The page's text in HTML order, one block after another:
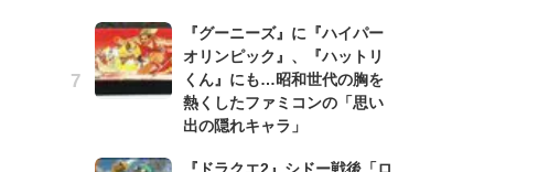
『グーニーズ』に『ハイパー
オリンピック』、『ハットリ
くん』にも…昭和世代の胸を
熱くしたファミコンの「思い
出の隠れキャラ」
『ドラクエ2』シドー戦後「ロ